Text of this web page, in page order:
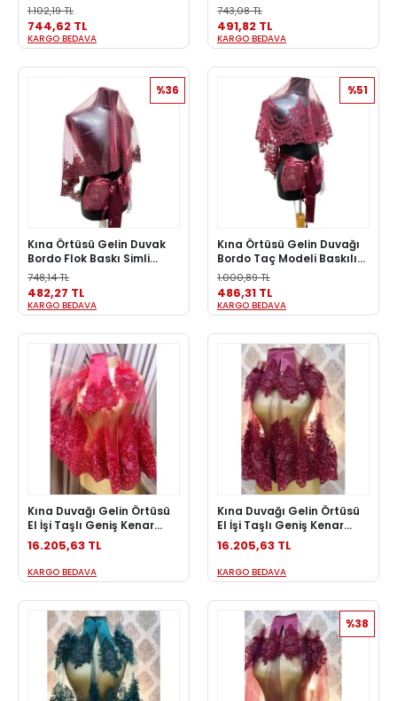
Şalı Erkek Kına Örtüsü
KARGO BEDAVA
1.102,19 TL
744,62 TL
Kuşak Eldiven Gelin Örtüsü
Set Düğün Nikah
KARGO BEDAVA
743,08 TL
491,82 TL
Kına Örtüsü Gelin Duvak
Bordo Flok Baskı Simli
Kuşak Eldiven Gelin Örtüsü
Set Düğün Nikah
KARGO BEDAVA
%36
748,14 TL
482,27 TL
Kına Örtüsü Gelin Duvağı
Bordo Taç Modeli Baskılı
Gelin Duvak Eldiven Kemer
Gelin Pullusu
KARGO BEDAVA
%51
1.000,89 TL
486,31 TL
Kına Duvağı Gelin Örtüsü
El İşi Taşlı Geniş Kenar
Kına Örtüsü Model Kına
Seti Kırmızı
KARGO BEDAVA
16.205,63 TL
Kına Duvağı Gelin Örtüsü
El İşi Taşlı Geniş Kenar
Kına Örtüsü Model Kına
Seti Bordo
KARGO BEDAVA
16.205,63 TL
%38